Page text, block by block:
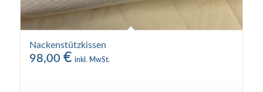
Nackenstützkissen
98,00 € inkl. MwSt.